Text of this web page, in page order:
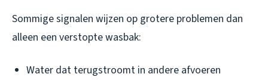
Sommige signalen wijzen op grotere problemen dan
alleen een verstopte wasbak:
Water dat terugstroomt in andere afvoeren